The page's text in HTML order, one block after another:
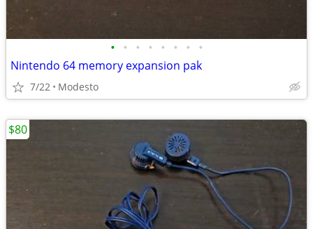
• • • • • • • •
Nintendo 64 memory expansion pak
7/22 Modesto
$80